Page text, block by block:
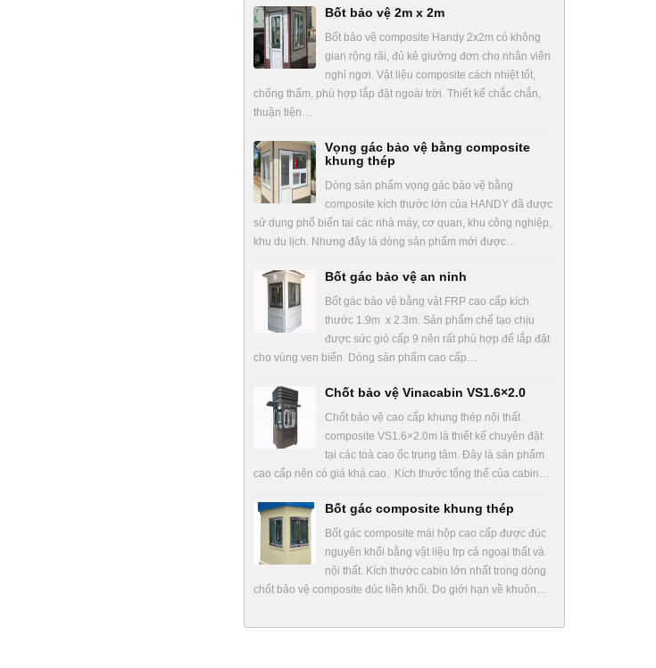
Bốt bảo vệ 2m x 2m
Bốt bảo vệ composite Handy 2x2m có không
gian rộng rãi, đủ kê giường đơn cho nhân viên
nghỉ ngơi. Vật liệu composite cách nhiệt tốt,
chống thấm, phù hợp lắp đặt ngoài trời. Thiết kế chắc chắn,
thuận tiện…
Vọng gác bảo vệ bằng composite
khung thép
Dòng sản phẩm vọng gác bảo vệ bằng
composite kích thước lớn của HANDY đã được
sử dụng phổ biến tại các nhà máy, cơ quan, khu công nghiệp,
khu du lịch. Nhưng đây là dòng sản phẩm mới được…
Bốt gác bảo vệ an ninh
Bốt gác bảo vệ bằng vật FRP cao cấp kích
thước 1.9m x 2.3m. Sản phẩm chế tạo chịu
được sức gió cấp 9 nên rất phù hợp để lắp đặt
cho vùng ven biển. Dòng sản phẩm cao cấp…
Chốt bảo vệ Vinacabin VS1.6×2.0
Chốt bảo vệ cao cấp khung thép nội thất
composite VS1.6×2.0m là thiết kế chuyên đặt
tại các toà cao ốc trung tâm. Đây là sản phẩm
cao cấp nên có giá khá cao. Kích thước tổng thể của cabin…
Bốt gác composite khung thép
Bốt gác composite mái hộp cao cấp được đúc
nguyên khối bằng vật liệu frp cả ngoại thất và
nội thất. Kích thước cabin lớn nhất trong dòng
chốt bảo vệ composite đúc liền khối. Do giới hạn về khuôn…